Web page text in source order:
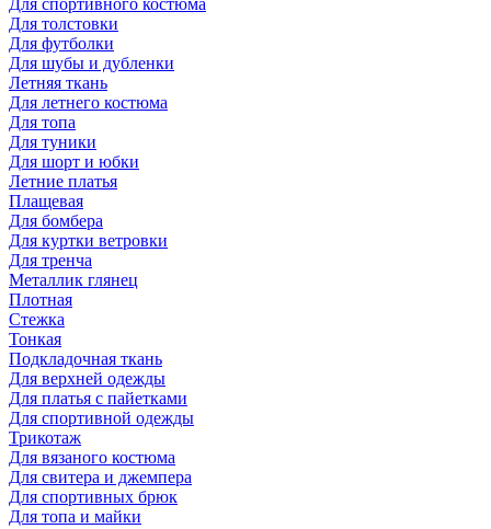
Для спортивного костюма
Для толстовки
Для футболки
Для шубы и дубленки
Летняя ткань
Для летнего костюма
Для топа
Для туники
Для шорт и юбки
Летние платья
Плащевая
Для бомбера
Для куртки ветровки
Для тренча
Металлик глянец
Плотная
Стежка
Тонкая
Подкладочная ткань
Для верхней одежды
Для платья с пайетками
Для спортивной одежды
Трикотаж
Для вязаного костюма
Для свитера и джемпера
Для спортивных брюк
Для топа и майки